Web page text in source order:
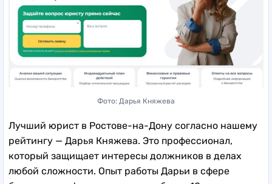
Фото: Дарья Княжева
Лучший юрист в Ростове-на-Дону согласно нашему
рейтингу — Дарья Княжева. Это профессионал,
который защищает интересы должников в делах
любой сложности. Опыт работы Дарьи в сфере